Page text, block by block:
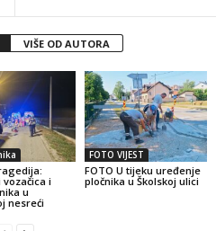
VIŠE OD AUTORA
i
u
nesreći
FOTO VIJEST
FOTO U tijeku uređenje
pločnika u Školskoj ulici